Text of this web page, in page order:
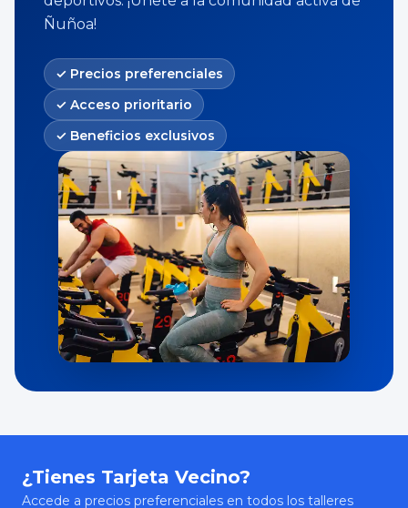
Ñuñoa!
✓ Precios preferenciales
✓ Acceso prioritario
✓ Beneficios exclusivos
¿Tienes Tarjeta Vecino?
Accede a precios preferenciales en todos los talleres